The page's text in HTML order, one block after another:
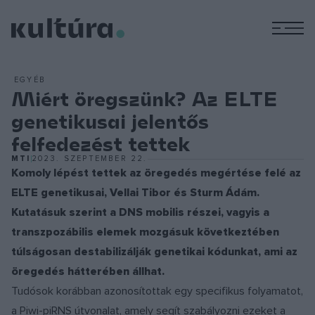
EGYÉB
Miért öregszünk? Az ELTE
genetikusai jelentős
felfedezést tettek
MTI 2023. SZEPTEMBER 22.
Komoly lépést tettek az öregedés megértése felé az
ELTE genetikusai, Vellai Tibor és Sturm Ádám.
Kutatásuk szerint a DNS mobilis részei, vagyis a
transzpozábilis elemek mozgásuk következtében
túlságosan destabilizálják genetikai kódunkat, ami az
öregedés hátterében állhat.
Tudósok korábban azonosítottak egy specifikus folyamatot,
a Piwi-piRNS útvonalat, amely segít szabályozni ezeket a